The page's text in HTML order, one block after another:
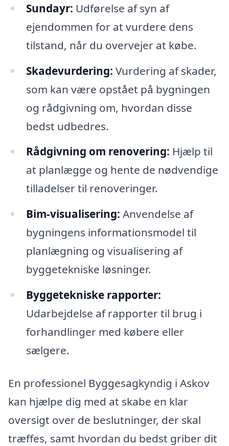
Sundayr: Udførelse af syn af
ejendommen for at vurdere dens
tilstand, når du overvejer at købe.
Skadevurdering: Vurdering af skader,
som kan være opstået på bygningen
og rådgivning om, hvordan disse
bedst udbedres.
Rådgivning om renovering: Hjælp til
at planlægge og hente de nødvendige
tilladelser til renoveringer.
Bim-visualisering: Anvendelse af
bygningens informationsmodel til
planlægning og visualisering af
byggetekniske løsninger.
Byggetekniske rapporter:
Udarbejdelse af rapporter til brug i
forhandlinger med købere eller
sælgere.
En professionel Byggesagkyndig i Askov
kan hjælpe dig med at skabe en klar
oversigt over de beslutninger, der skal
træffes, samt hvordan du bedst griber dit